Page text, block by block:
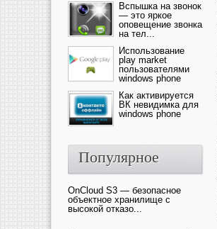
Вспышка на звонок
— это яркое
оповещение звонка
на тел...
Использование
play market
пользователями
windows phone
Как активируется
ВК невидимка для
windows phone
Популярное
OnCloud S3 — безопасное
объектное хранилище с
высокой отказо...